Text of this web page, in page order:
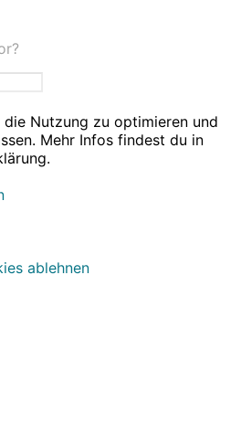
Nutzung zu optimieren und
Mehr Infos findest du in
ablehnen